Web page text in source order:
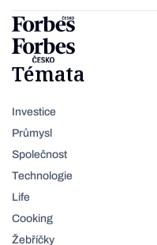
Témata
Investice
Průmysl
Společnost
Technologie
Life
Cooking
Žebříčky